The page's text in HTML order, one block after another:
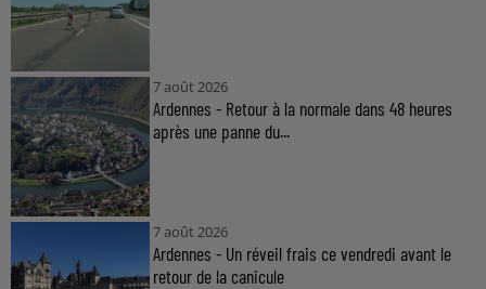
7 août 2026
Ardennes - Retour à la normale dans 48 heures
après une panne du...
7 août 2026
Ardennes - Un réveil frais ce vendredi avant le
retour de la canicule